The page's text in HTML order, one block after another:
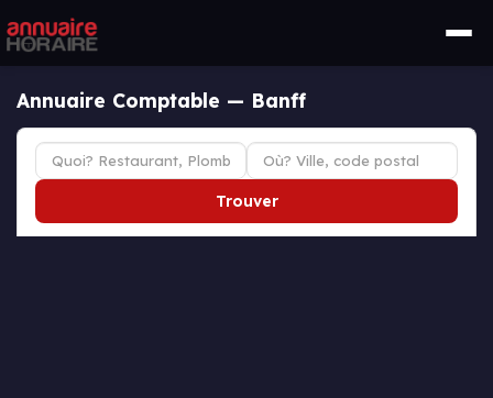
Annuaire Comptable — Banff
Trouver